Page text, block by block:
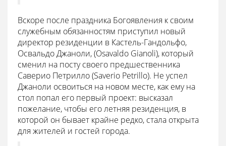
Вскоре после праздника Богоявления к своим
служебным обязанностям приступил новый
директор резиденции в Кастель-Гандольфо,
Освальдо Джаноли, (Osavaldo Gianoli), который
сменил на посту своего предшественника
Саверио Петрилло (Saverio Petrillo). Не успел
Джаноли освоиться на новом месте, как ему на
стол попал его первый проект: высказал
пожелание, чтобы его летняя резиденция, в
которой он бывает крайне редко, стала открыта
для жителей и гостей города.